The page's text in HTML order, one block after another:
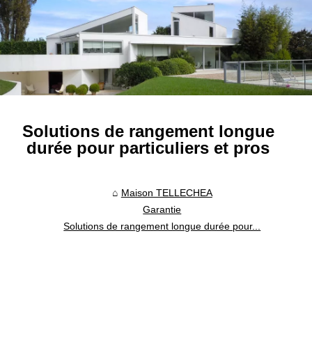
Solutions de rangement longue
durée pour particuliers et pros
Maison TELLECHEA
Garantie
Solutions de rangement longue durée pour...